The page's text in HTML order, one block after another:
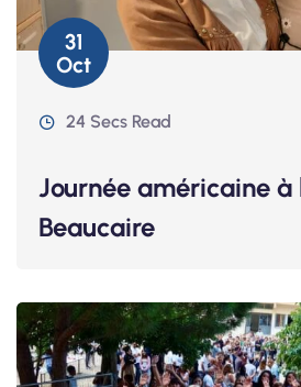
31
Oct
24 Secs Read
Journée américaine à
Beaucaire